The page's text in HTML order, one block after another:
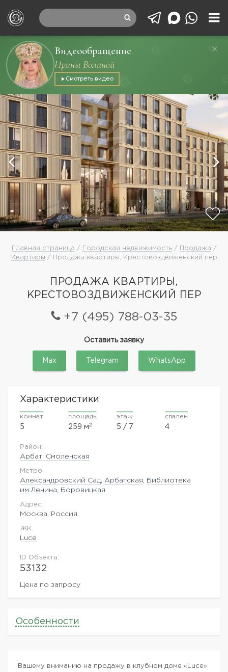
Видеообращение
Ирины Волиной
Смотреть видео
Главная страница / Городская недвижимость/ Продажа /
Квартиры / Продажа квартиры, Крестовоздвиженский пер
ПРОДАЖА КВАРТИРЫ,
КРЕСТОВОЗДВИЖЕНСКИЙ ПЕР
+7 (495) 788-03-35
Оставить заявку
Max Telegram WhatsApp
Характеристики
комнат
5
площадь
259 м2
этаж
5 / 7
спален
4
Район:
Арбат, Смоленская
Метро:
Александровский Сад Арбатская
Библиотека
им.Ленина
Боровицкая
Адрес:
Москва, Россия
ЖK:
Luce
ID Объекта:
53132
Цена по запросу
Особенности
Вашему вниманию на продажу в клубном доме «Luce»